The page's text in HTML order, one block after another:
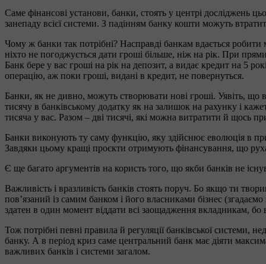
Саме фінансові установи, банки, стоять у центрі досліджень
занепаду всієї системи. З падінням банку кошти можуть
Чому ж банки так потрібні? Насправді банкам вдається робити
ніхто не погоджується дати гроші більше, ніж на рік. При
Банк бере у вас гроші на рік на депозит, а видає кредит на 5
операцію, аж поки гроші, видані в кредит, не повернуться.
Банки, як не дивно, можуть створювати нові гроші. Уявіть, що
тисячу в банківському додатку як на залишок на рахунку і
тисяча у вас. Разом – дві тисячі, які можна витратити й щось
Банки виконують ту саму функцію, яку здійснює еволюція в
Завдяки цьому кращі проєкти отримують фінансування, що
Є ще багато аргументів на користь того, що якби банків не
Важливість і вразливість банків стоять поруч. Бо якщо ти
пов’язаний із самим банком і його власниками бізнес
здатен в один момент віддати всі заощадження вкладникам,
Тож потрібні певні правила й регуляції банківської системи,
банку. А в період криз саме центральний банк має діяти
важливих банків і системи загалом.